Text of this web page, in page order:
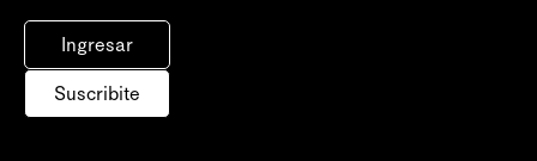
Ingresar
Suscribite